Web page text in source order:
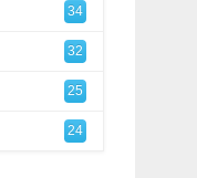
34
32
25
24